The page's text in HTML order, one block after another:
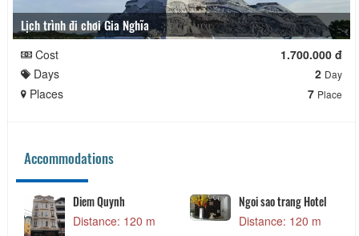
Lịch trình đi chơi Gia Nghĩa
Cost
1.700.000 đ
Days
2 Day
Places 7 Place
Accommodations
Hoang Minh Chau
Hotel
Gold Night Hotel
Distance: 90 m